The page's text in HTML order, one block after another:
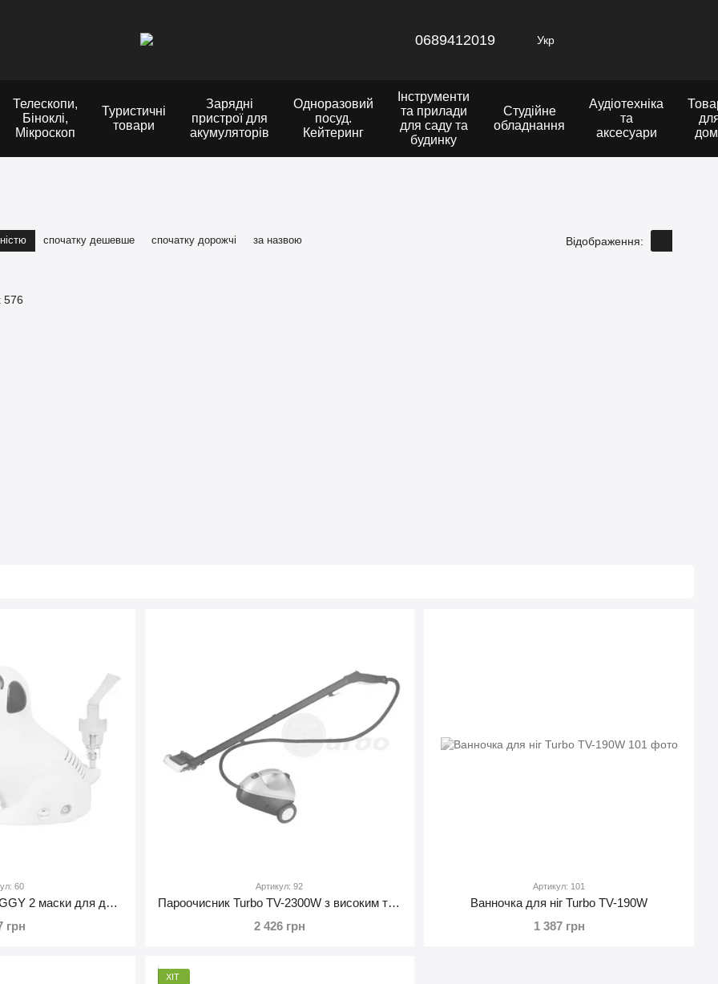
0689412019 Укр
Телескопи,
Біноклі,
Мікроскоп
Туристичні
товари
Зарядні
пристрої для
акумуляторів
Одноразовий
посуд.
Кейтеринг
Інструменти
та прилади
для саду та
будинку
Студійне
обладнання
Аудіотехніка
та
аксесуари
спочатку дешевше спочатку дорожчі за назвою Відображення:
60
Інгалятор TURBO-DOGGY 2 маски для дорослих та дітей
грн
Артикул: 92
Пароочисник Turbo TV-2300W з високим тиском 4,2 Бар 13 аксесуарів
2 426 грн
Артикул: 101
Ванночка для ніг Turbo TV-190W
1 387 грн
ХІТ